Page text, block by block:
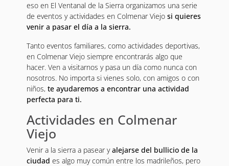
eso en El Ventanal de la Sierra organizamos una serie
de eventos y actividades en Colmenar Viejo si quieres
venir a pasar el día a la sierra.
Tanto eventos familiares, como actividades deportivas,
en Colmenar Viejo siempre encontrarás algo que
hacer. Ven a visitarnos y pasa un día como nunca con
nosotros. No importa si vienes solo, con amigos o con
niños, te ayudaremos a encontrar una actividad
perfecta para ti.
Actividades en Colmenar
Viejo
Venir a la sierra a pasear yalejarse del bullicio de la
ciudad es algo muy común entre los madrileños, pero